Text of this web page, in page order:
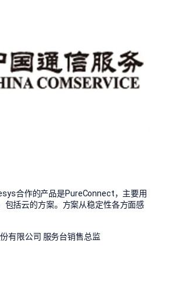
合作的产品是PureConnect，主要用
包括云的方案。方案从稳定性各方面感
有限公司 服务台销售总监